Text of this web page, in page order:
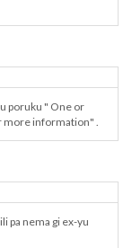
poruku " One or
more information" .
pa nema gi ex-yu